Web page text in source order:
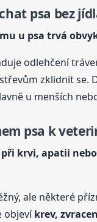
psa bez
u psa trvá
odlehčení
zklidnit se.
u menších
psa k
krvi, apatii
ale některé
objevíkrev,